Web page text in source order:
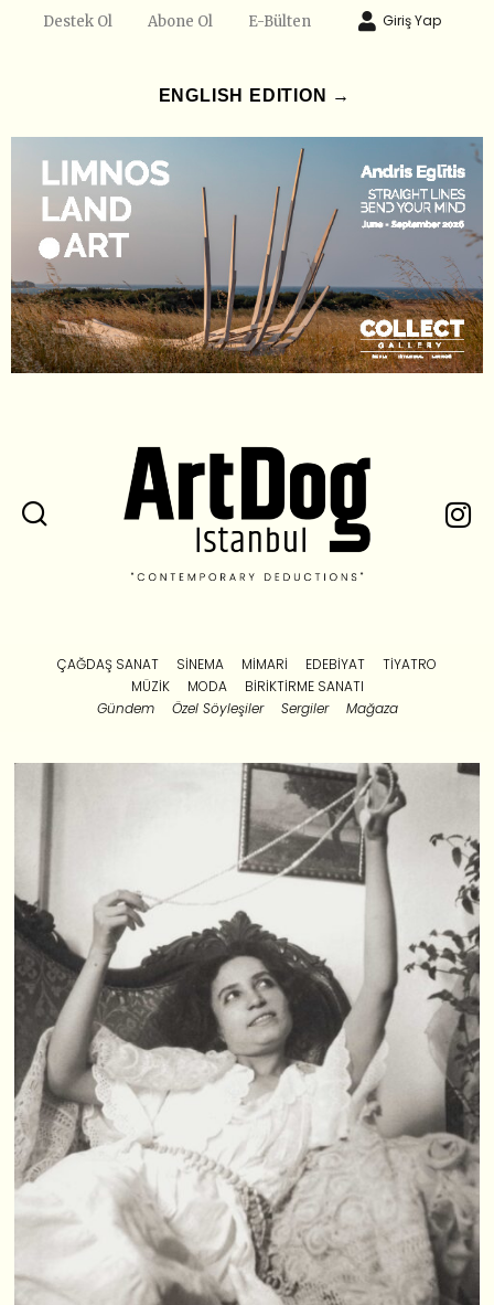
Destek Ol Abone Ol E-Bülten Giriş Yap
ENGLISH EDITION →
ÇAĞDAŞ SANAT SINEMA MIMARI EDEBIYAT
TIYATRO
MÜZIK
MODA
BIRIKTIRME SANATI
Gündem
Özel Söyleşiler Sergiler Mağaza